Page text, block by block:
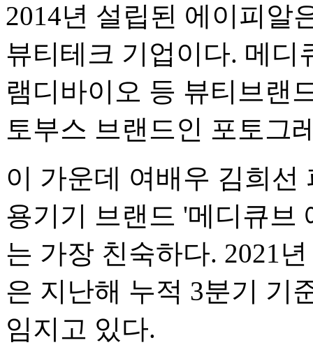
2014년 설립된 에이피알
뷰티테크 기업이다. 메디
램디바이오 등 뷰티브랜
토부스 브랜드인 포토그
이 가운데 여배우 김희
용기기 브랜드 '메디큐브
는 가장 친숙하다. 2021
은 지난해 누적 3분기 기
임지고 있다.